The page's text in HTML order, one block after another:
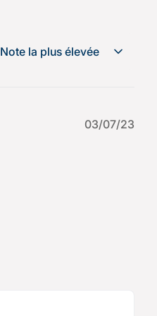
Note la plus élevée
03/07/23